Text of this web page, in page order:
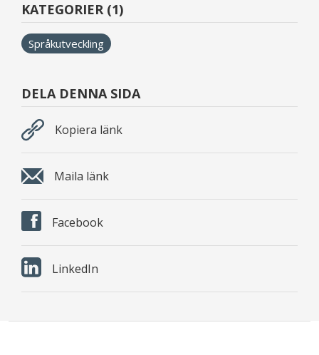
KATEGORIER (1)
Språkutveckling
DELA DENNA SIDA
Kopiera länk
Maila länk
Facebook
LinkedIn